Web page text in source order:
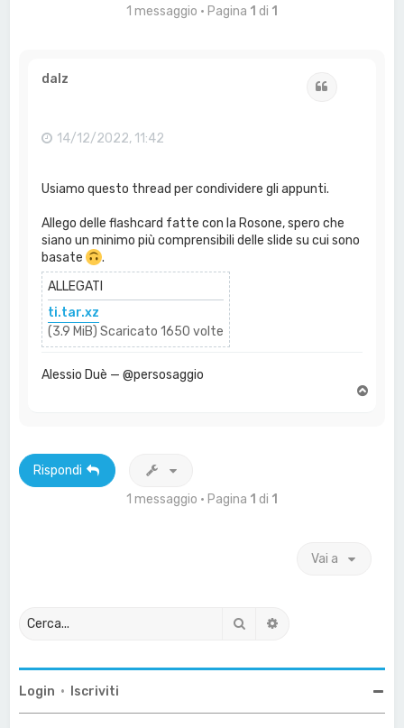
1 messaggio • Pagina 1 di 1
dalz
14/12/2022, 11:42
Usiamo questo thread per condividere gli appunti.
Allego delle flashcard fatte con la Rosone, spero che
siano un minimo più comprensibili delle slide su cui sono
basate
.
ALLEGATI
ti.tar.xz
(3.9 MiB) Scaricato 1650 volte
Alessio Duè — @persosaggio
Rispondi
1 messaggio • Pagina 1 di 1
Vai a
Cerca
Login • Iscriviti